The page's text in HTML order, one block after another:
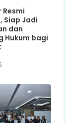
Resmi
Siap Jadi
dan
Hukum bagi